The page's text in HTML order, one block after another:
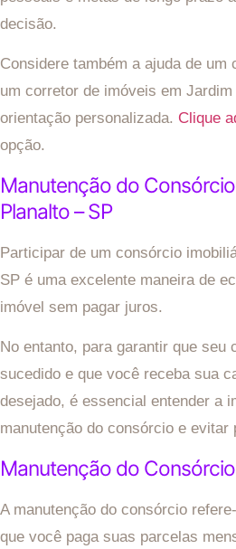
decisão.
Considere também a ajuda de um
um corretor de imóveis em
orientação personalizada. Clique
opção.
Manutenção do
Planalto – SP
Participar de um consórcio
SP é uma excelente maneira de
imóvel sem pagar juros.
No entanto, para garantir que seu
sucedido e que você receba sua
desejado, é essencial entender a
manutenção do consórcio e evitar
Manutenção do Consórcio
A manutenção do consórcio
que você paga suas parcelas